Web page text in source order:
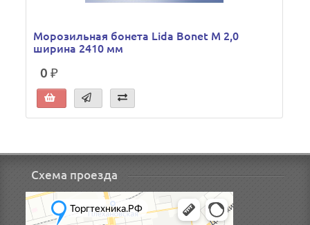
Морозильная бонета Lida Bonet М 2,0
ширина 2410 мм
0 ₽
Схема проезда